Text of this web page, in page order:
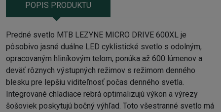
POPIS PRODUKTU
Predné svetlo MTB LEZYNE MICRO DRIVE 600XL je
pôsobivo jasné duálne LED cyklistické svetlo s odolným,
opracovaným hliníkovým telom, ponúka až 600 lúmenov a
deväť rôznych výstupných režimov s režimom denného
blesku pre lepšiu viditeľnosť počas denného svetla.
Integrované chladiace rebrá optimalizujú výkon a výrezy
šošoviek poskytujú bočný výhľad. Toto všestranné svetlo má